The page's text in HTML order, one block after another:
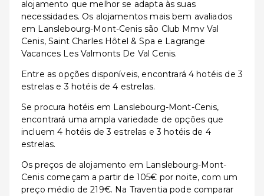
alojamento que melhor se adapta às suas
necessidades. Os alojamentos mais bem avaliados
em Lanslebourg-Mont-Cenis são Club Mmv Val
Cenis, Saint Charles Hôtel & Spa e Lagrange
Vacances Les Valmonts De Val Cenis.
Entre as opções disponíveis, encontrará 4 hotéis de 3
estrelas e 3 hotéis de 4 estrelas.
Se procura hotéis em Lanslebourg-Mont-Cenis,
encontrará uma ampla variedade de opções que
incluem 4 hotéis de 3 estrelas e 3 hotéis de 4
estrelas.
Os preços de alojamento em Lanslebourg-Mont-
Cenis começam a partir de 105€ por noite, com um
preço médio de 219€. Na Traventia pode comparar